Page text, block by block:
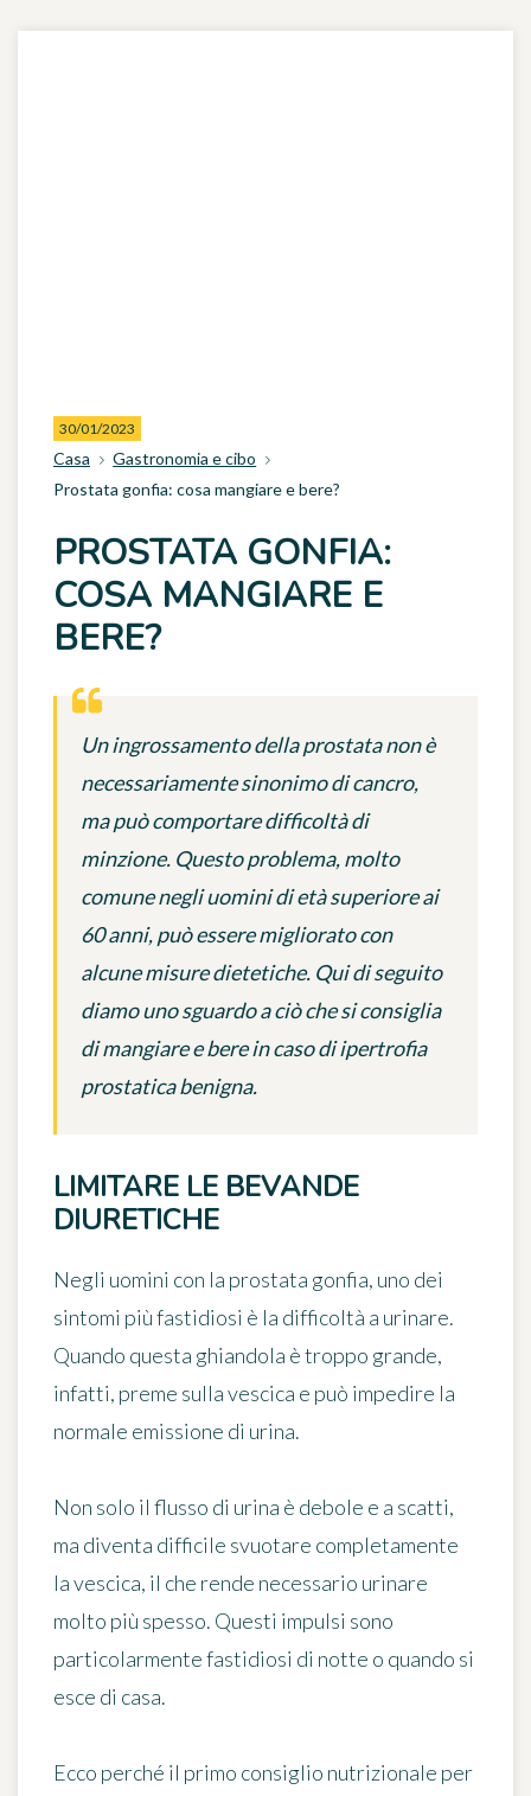
30/01/2023
Casa
Gastronomia e cibo
Prostata gonfia: cosa mangiare e bere?
PROSTATA GONFIA:
COSA MANGIARE E
BERE?
Un ingrossamento della prostata non è
necessariamente sinonimo di cancro,
ma può comportare difficoltà di
minzione. Questo problema, molto
comune negli uomini di età superiore ai
60 anni, può essere migliorato con
alcune misure dietetiche. Qui di seguito
diamo uno sguardo a ciò che si consiglia
di mangiare e bere in caso di ipertrofia
prostatica benigna.
LIMITARE LE BEVANDE
DIURETICHE
Negli uomini con la prostata gonfia, uno dei
sintomi più fastidiosi è la difficoltà a urinare.
Quando questa ghiandola è troppo grande,
infatti, preme sulla vescica e può impedire la
normale emissione di urina.
Non solo il flusso di urina è debole e a scatti,
ma diventa difficile svuotare completamente
la vescica, il che rende necessario urinare
molto più spesso. Questi impulsi sono
particolarmente fastidiosi di notte o quando si
esce di casa.
Ecco perché il primo consiglio nutrizionale per